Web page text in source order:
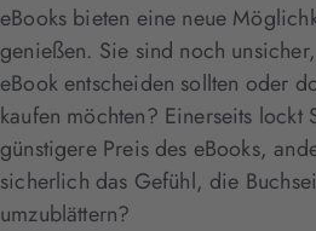
eBooks bieten eine neue
genießen. Sie sind noch
eBook entscheiden sollten oder
kaufen möchten? Einerseits lockt
günstigere Preis des eBooks,
sicherlich das Gefühl, die
umzublättern?